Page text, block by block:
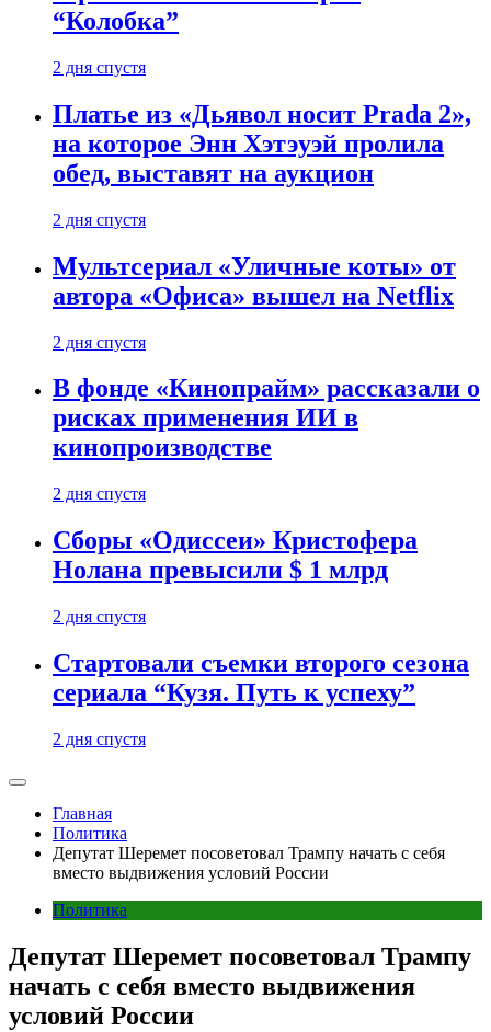
“Колобка”
2 дня спустя
Платье из «Дьявол носит Prada 2»,
на которое Энн Хэтэуэй пролила
обед, выставят на аукцион
2 дня спустя
Мультсериал «Уличные коты» от
автора «Офиса» вышел на Netflix
2 дня спустя
В фонде «Кинопрайм» рассказали о
рисках применения ИИ в
кинопроизводстве
2 дня спустя
Сборы «Одиссеи» Кристофера
Нолана превысили $ 1 млрд
2 дня спустя
Стартовали съемки второго сезона
сериала “Кузя. Путь к успеху”
2 дня спустя
Главная
Политика
Депутат Шеремет посоветовал Трампу начать с себя
вместо выдвижения условий России
Политика
Депутат Шеремет посоветовал Трампу
начать с себя вместо выдвижения
условий России